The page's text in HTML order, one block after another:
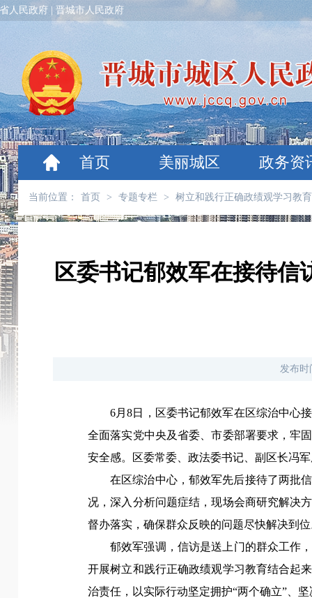
人民政府 晋城市人民政府
首页 美丽城区 政务资
当前位置： 首页 > 专题专栏 > 树立和践行正确政绩观学习教育
区委书记郁效军在接待
发布时
6月8日， 区委书记郁效军在区综治中心
全面落实党中央及省委、市委部署要求，牢
安全感。区委常委、政法委书记、副区长冯
在区综治中心，郁效军先后接待了两批
况，深入分析问题症结，现场会商研究解决
督办落实，确保群众反映的问题尽快解决到
郁效军强调， 信访是送上门的群众工作
开展树立和践行正确政绩观学习教育结合起
治责任，以实际行动坚定拥护“两个确立”、